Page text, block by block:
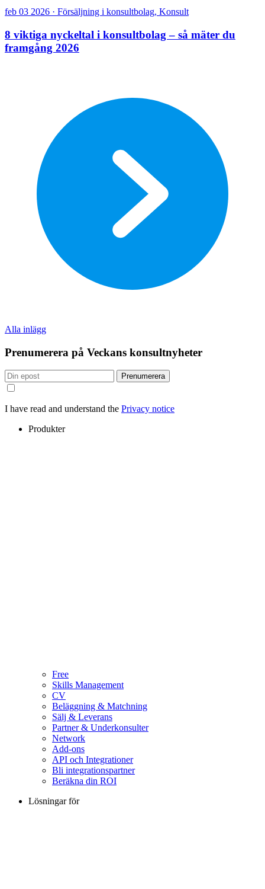
feb 03 2026 · Försäljning i konsultbolag, Konsult
8 viktiga nyckeltal i konsultbolag – så mäter du
framgång 2026
Alla inlägg
Prenumerera på Veckans konsultnyheter
Prenumerera
I have read and understand the Privacy notice
Produkter
Free
Skills Management
CV
Beläggning & Matchning
Sälj & Leverans
Partner & Underkonsulter
Network
Add-ons
API och Integrationer
Bli integrationspartner
Beräkna din ROI
Lösningar för